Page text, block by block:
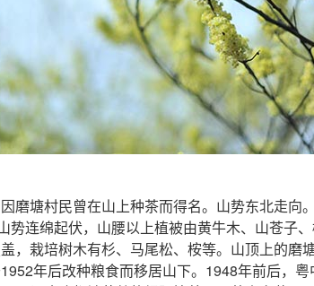
因磨塘村民曾在山上种茶而得名。山势东北走向
势连绵起伏，山腰以上植被由黄牛木、山苍子
，栽培树木有杉、马尾松、桉等。山顶上的磨
年后改种粮食而移居山下。1948年前后，